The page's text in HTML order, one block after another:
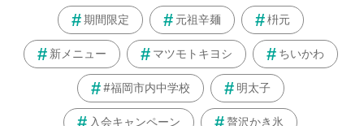
期間限定 元祖辛麺 枡元
新メニュー マツモトキヨシ ちいかわ
#福岡市内中学校 明太子
入会キャンペーン 贅沢かき氷